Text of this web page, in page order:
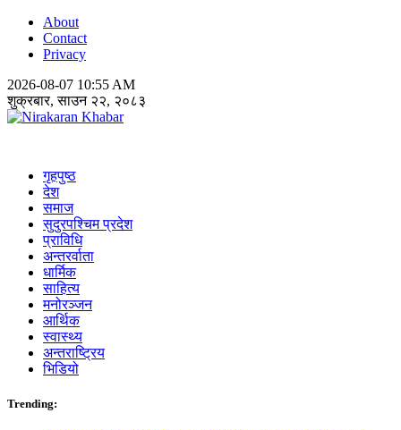
About
Contact
Privacy
2026-08-07 10:55 AM
शुक्रबार, साउन २२, २०८३
गृहपुष्ठ
देश
समाज
सुदुरपश्चिम प्रदेश
प्राविधि
अन्तरर्वाता
धार्मिक
साहित्य
मनोरञ्जन
आर्थिक
स्वास्थ्य
अन्तराष्ट्रिय
भिडियो
Trending: